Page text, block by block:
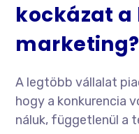
kockázat a
marketing?
A legtöbb vállalat
hogy a konkurencia
náluk, függetlenül a